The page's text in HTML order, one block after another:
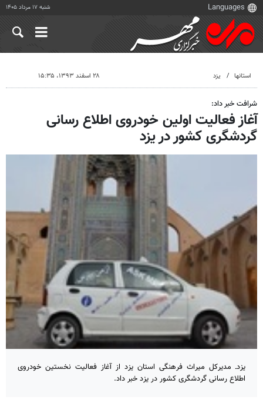
شنبه ۱۷ مرداد ۱۴۰۵
استانها یزد ۲۸ اسفند ۱۳۹۳، ۱۵:۳۵
شرافت خبر داد:
آغاز فعالیت اولین خودروی اطلاع رسانی
گردشگری کشور در یزد
یزدـ مدیرکل میراث فرهنگی استان یزد از آغاز فعالیت نخستین خودروی
اطلاع رسانی گردشگری کشور در یزد خبر داد.